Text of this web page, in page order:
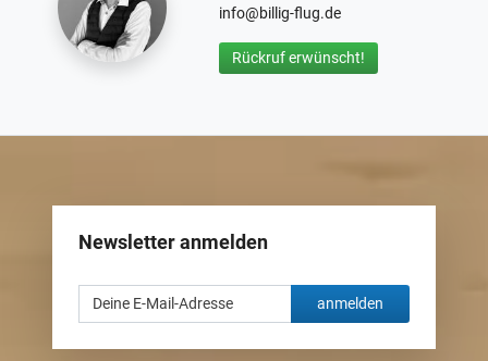
info@billig-flug.de
Rückruf erwünscht!
Newsletter anmelden
anmelden